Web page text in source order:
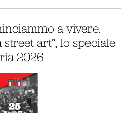
a vivere.
art”, lo speciale
2026